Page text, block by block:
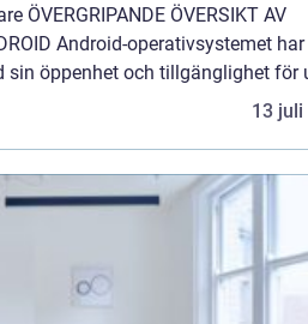
ÖVERGRIPANDE ÖVERSIKT AV
Android-operativsystemet har
sin öppenhet och tillgänglighet för
13 juli